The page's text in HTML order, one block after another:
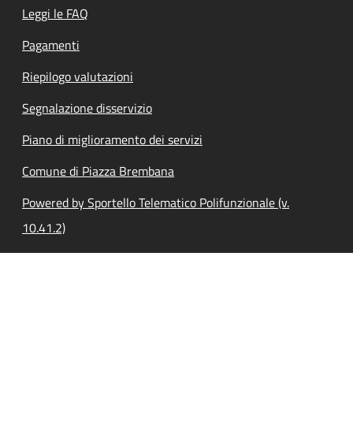
Leggi le FAQ
Pagamenti
Riepilogo valutazioni
Segnalazione disservizio
Piano di miglioramento dei servizi
Comune di Piazza Brembana
Powered by Sportello Telematico Polifunzionale (v.
10.41.2)